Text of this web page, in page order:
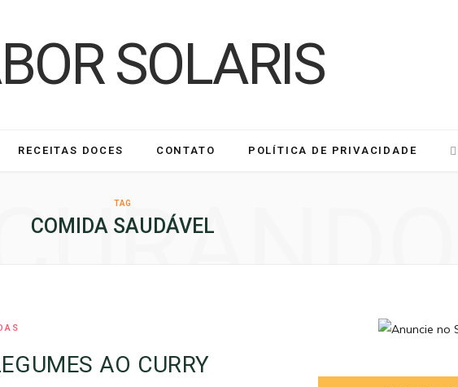
RECEITAS DOCES CONTATO POLÍTICA DE PRIVACIDADE
TAG
COMIDA SAUDÁVEL
AO CURRY